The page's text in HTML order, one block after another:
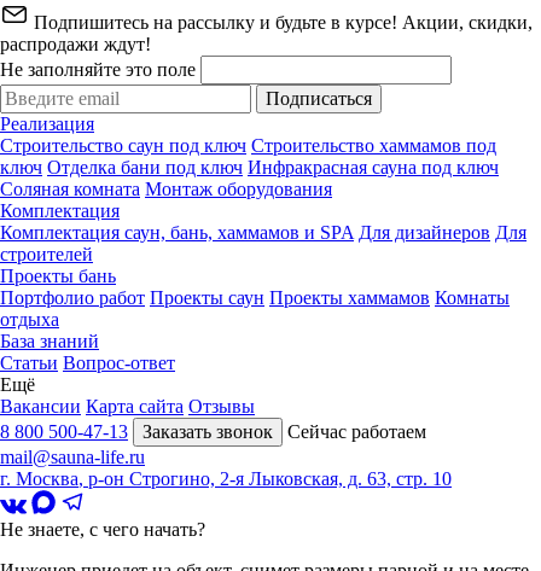
Подпишитесь на рассылку и будьте в курсе! Акции, скидки,
распродажи ждут!
Не заполняйте это поле
Подписаться
Реализация
Строительство саун под ключ Строительство хаммамов под
ключ Отделка бани под ключ Инфракрасная сауна под ключ
Соляная комната Монтаж оборудования
Комплектация
Комплектация саун, бань, хаммамов и SPA Для дизайнеров Для
строителей
Проекты бань
Портфолио работ Проекты саун Проекты хаммамов Комнаты
отдыха
База знаний
Статьи Вопрос-ответ
Ещё
Вакансии Карта сайта Отзывы
8 800 500-47-13
Заказать звонок
Сейчас работаем
mail@sauna-life.ru
г. Москва, р-он Строгино, 2-я Лыковская, д. 63, стр. 10
Не знаете, с чего начать?